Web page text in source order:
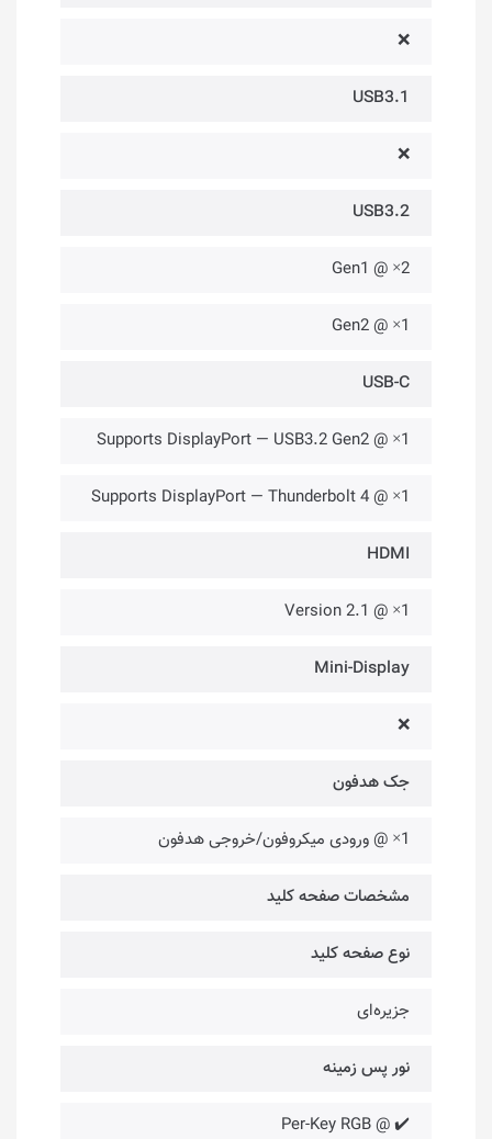
❌
USB3.1
❌
USB3.2
2× @ Gen1
1× @ Gen2
USB-C
1× @ Supports DisplayPort — USB3.2 Gen2
1× @ Supports DisplayPort — Thunderbolt 4
HDMI
1× @ Version 2.1
Mini-Display
❌
جک هدفون
1× @ ورودی میکروفون/خروجی هدفون
مشخصات صفحه کلید
نوع صفحه کلید
جزیره‌ای
نور پس زمینه
✔️ @ Per-Key RGB